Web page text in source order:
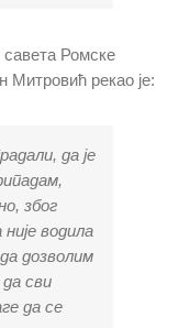
Ромске
Митровић рекао је:
да је
због
није водила
дозволим
сви
да се